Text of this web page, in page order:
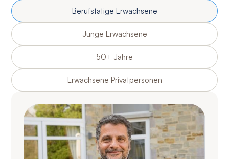
Berufstätige Erwachsene
Junge Erwachsene
50+ Jahre
Erwachsene Privatpersonen